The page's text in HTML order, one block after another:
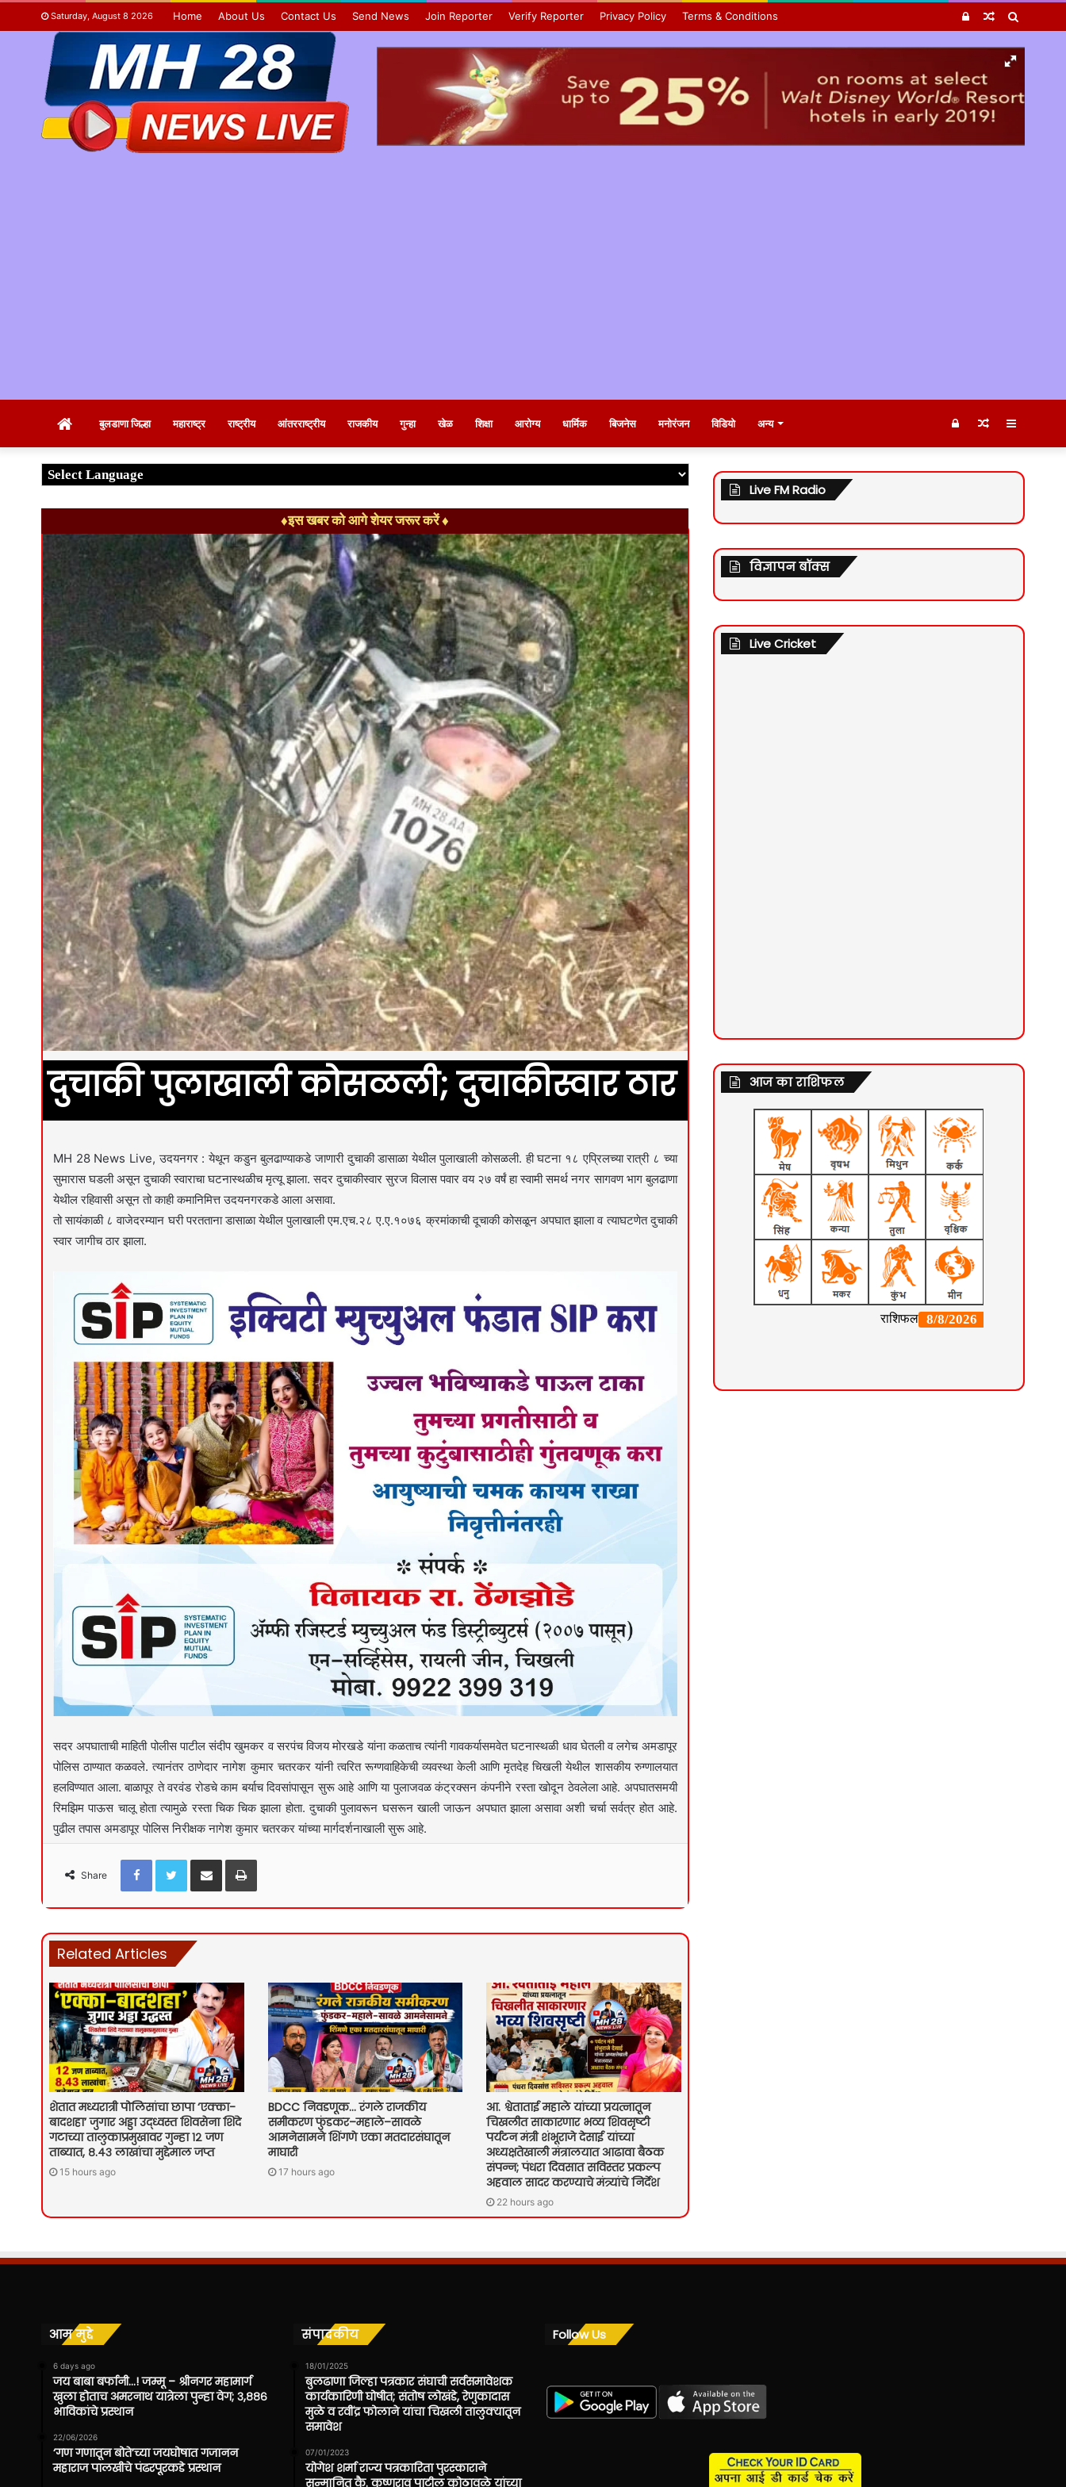
Saturday, August 8 2026 Home About Us Contact Us Send News Join Reporter Verify Reporter Privacy Policy Terms & Conditions Random
Log
Homeबुलडाणा जिल्हा महाराष्ट्र राष्ट्रीय आंतरराष्ट्रीय राजकीय गुन्हा खेळ शिक्षा आरोग्य धार्मिक बिजनेस मनोरंजन विडियो अन्य Sidebar
Random
Article
Log
In
♦इस खबर को आगे शेयर जरूर करें ♦
दुचाकी पुलाखाली कोसळली; दुचाकीस्वार ठार
MH 28 News Live, उदयनगर : येथून कडुन बुलढाण्याकडे जाणारी दुचाकी डासाळा येथील पुलाखाली कोसळली. ही घटना १८ एप्रिलच्या रात्री ८ च्या
सुमारास घडली असून दुचाकी स्वाराचा घटनास्थळीच मृत्यू झाला. सदर दुचाकीस्वार सुरज विलास पवार वय २७ वर्षं हा स्वामी समर्थ नगर सागवण भाग बुलढाणा
येथील रहिवासी असून तो काही कमानिमित्त उदयनगरकडे आला असावा.
तो सायंकाळी ८ वाजेदरम्यान घरी परतताना डासाळा येथील पुलाखाली एम.एच.२८ ए.ए.१०७६ क्रमांकाची दूचाकी कोसळून अपघात झाला व त्याघटणेत दुचाकी
स्वार जागीच ठार झाला.
सदर अपघाताची माहिती पोलीस पाटील संदीप खुमकर व सरपंच विजय मोरखडे यांना कळताच त्यांनी गावकर्यासमवेत घटनास्थळी धाव घेतली व लगेच अमडापूर
पोलिस ठाण्यात कळवले. त्यानंतर ठाणेदार नागेश कुमार चतरकर यांनी त्वरित रूग्णवाहिकेची व्यवस्था केली आणि मृतदेह चिखली येथील शासकीय रुग्णालयात
हलविण्यात आला. बाळापूर ते वरवंड रोडचे काम बर्याच दिवसांपासून सुरू आहे आणि या पुलाजवळ कंट्रक्सन कंपनीने रस्ता खोदून ठेवलेला आहे. अपघातसमयी
रिमझिम पाऊस चालू होता त्यामुळे रस्ता चिक चिक झाला होता. दुचाकी पुलावरून घसरून खाली जाऊन अपघात झाला असावा अशी चर्चा सर्वत्र होत आहे.
पुढील तपास अमडापूर पोलिस निरीक्षक नागेश कुमार चतरकर यांच्या मार्गदर्शनाखाली सुरू आहे.
Share
FacebookTwitterShare via Email Print
Related Articles
शेतात मध्यरात्री पोलिसांचा छापा ‘एक्का-
बादशहा’ जुगार अड्डा उद्ध्वस्त शिवसेना शिंदे
गटाच्या तालुकाप्रमुखावर गुन्हा १२ जण
ताब्यात, ८.४३ लाखांचा मुद्देमाल जप्त
15 hours ago
BDCC निवडणूक… रंगले राजकीय
समीकरण फुंडकर–महाले–सावळे
आमनेसामने शिंगणे एका मतदारसंघातून
माघारी
17 hours ago
आ. श्वेताताई महाले यांच्या प्रयत्नातून
चिखलीत साकारणार भव्य शिवसृष्टी
पर्यटन मंत्री शंभूराजे देसाई यांच्या
अध्यक्षतेखाली मंत्रालयात आढावा बैठक
संपन्न; पंधरा दिवसात सविस्तर प्रकल्प
अहवाल सादर करण्याचे मंत्र्यांचे निर्देश
22 hours ago
Live FM Radio
विज्ञापन बॉक्स
Live Cricket
आज का राशिफल
आम मुद्दे
6 days ago
जय बाबा बर्फानी…! जम्मू – श्रीनगर महामार्ग
खुला होताच अमरनाथ यात्रेला पुन्हा वेग; ३,८८६
भाविकांचे प्रस्थान
22/06/2026
‘गण गणातून बोते’च्या जयघोषात गजानन
महाराज पालखीचे पंढरपूरकडे प्रस्थान
संपादकीय
18/01/2025
बुलढाणा जिल्हा पत्रकार संघाची सर्वसमावेशक
कार्यकारिणी घोषीत; संतोष लोखंडे, रेणुकादास
मुळे व रवींद्र फोलाने यांचा चिखली तालुक्यातून
समावेश
07/01/2023
योगेश शर्मा राज्य पत्रकारिता पुरस्काराने
सन्मानित कै. कृष्णराव पाटील कोठावळे यांच्या
Follow Us